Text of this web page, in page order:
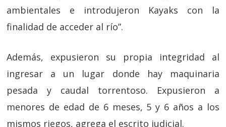
ambientales e introdujeron Kayaks con la
finalidad de acceder al río”.
Además, expusieron su propia integridad al
ingresar a un lugar donde hay maquinaria
pesada y caudal torrentoso. Expusieron a
menores de edad de 6 meses, 5 y 6 años a los
mismos riegos, agrega el escrito judicial.